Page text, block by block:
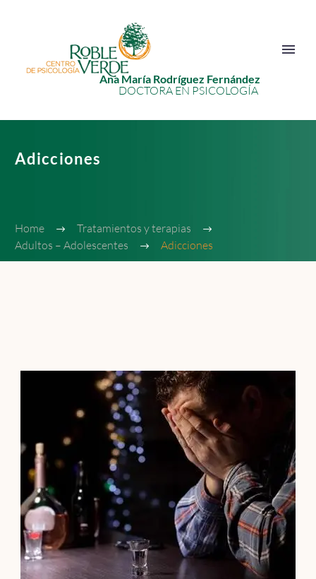
Ana María Rodríguez Fernández
DOCTORA EN PSICOLOGÍA
Localízanos
Solicita cita
Adicciones
Home
Tratamientos y terapias
Adultos – Adolescentes
Adicciones